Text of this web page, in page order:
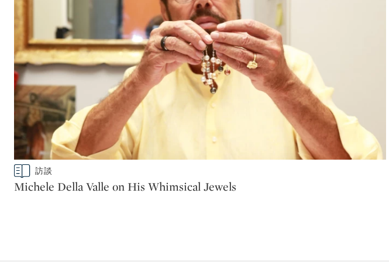
Type: story
CATEGORY:
訪談
Michele Della Valle on His Whimsical Jewels